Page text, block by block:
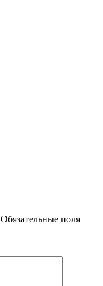
Обязательные поля